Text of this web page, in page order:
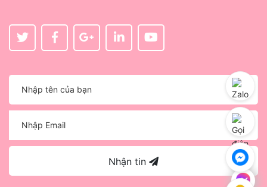
Nhận tin